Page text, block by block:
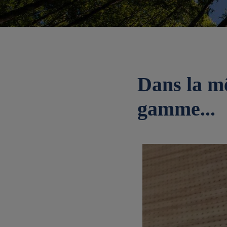
Dans la
gamme...